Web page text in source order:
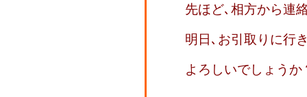
先ほど､相方から連
明日､お引取りに行
よろしいでしょうか